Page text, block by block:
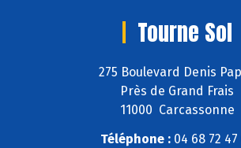
Tourne Sol
275 Boulevard Denis
Près de Grand Frais
11000 Carcassonne
Téléphone :04 68 72 47